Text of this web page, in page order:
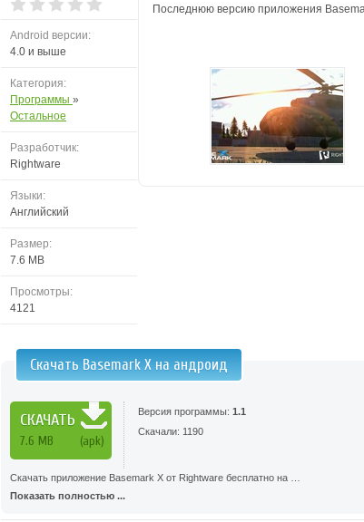
Android версии:
4.0 и выше
Категория:
Программы »
Остальное
Разработчик:
Rightware
Языки:
Английский
Размер:
7.6 MB
Просмотры:
4121
Последнюю версию приложения
Скачать Basemark X на андроид
СКАЧАТЬ
7.6 MB (apk)
Версия программы: 1.1
Скачали: 1190
Скачать приложение Basemark X от Rightware бесплатно на …
Показать полностью ...